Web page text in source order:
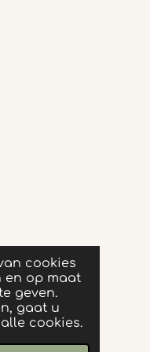
cookies
en op maat
geven.
gaat u
cookies.